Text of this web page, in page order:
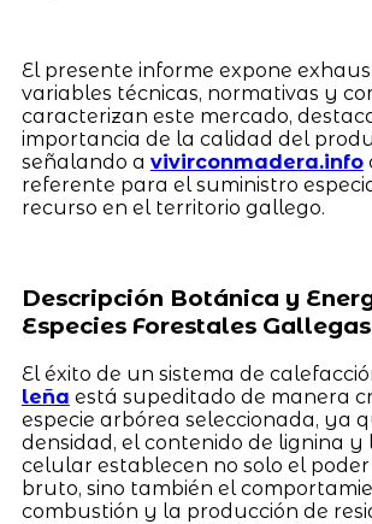
El presente informe expone
variables técnicas, normativas y
caracterizan este mercado,
importancia de la calidad del
señalando a vivirconmadera.info
referente para el suministro
recurso en el territorio gallego.
Descripción Botánica y
Especies Forestales Gallegas
El éxito de un sistema de
leña está supeditado de manera
especie arbórea seleccionada, ya
densidad, el contenido de lignina
celular establecen no solo el
bruto, sino también el
combustión y la producción de